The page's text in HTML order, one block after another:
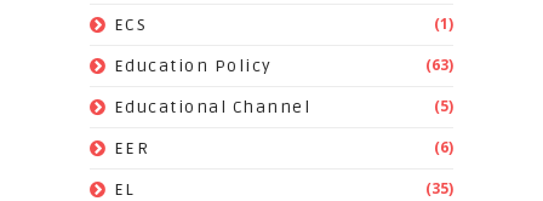
ECS (1)
Education Policy (63)
Educational Channel (5)
EER (6)
EL (35)